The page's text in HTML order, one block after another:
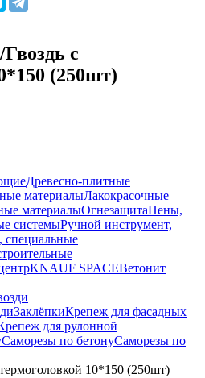
с
(250шт)
Древесно-плитные
материалыЛакокрасочные
материалыОгнезащитаПены,
системыРучной инструмент,
специальные
KNAUF SPACEВетонит
ЗаклёпкиКрепеж для фасадных
для рулонной
Саморезы по бетонуСаморезы по
10*150 (250шт)